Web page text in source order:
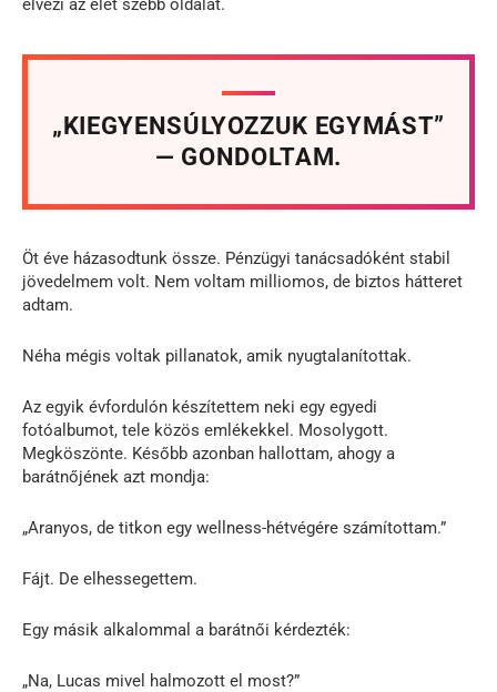
élvezi az élet szebb oldalát.
„KIEGYENSÚLYOZZUK EGYMÁST”
— GONDOLTAM.
Öt éve házasodtunk össze. Pénzügyi tanácsadóként stabil
jövedelmem volt. Nem voltam milliomos, de biztos hátteret
adtam.
Néha mégis voltak pillanatok, amik nyugtalanítottak.
Az egyik évfordulón készítettem neki egy egyedi
fotóalbumot, tele közös emlékekkel. Mosolygott.
Megköszönte. Később azonban hallottam, ahogy a
barátnőjének azt mondja:
„Aranyos, de titkon egy wellness-hétvégére számítottam.”
Fájt. De elhessegettem.
Egy másik alkalommal a barátnői kérdezték:
„Na, Lucas mivel halmozott el most?”